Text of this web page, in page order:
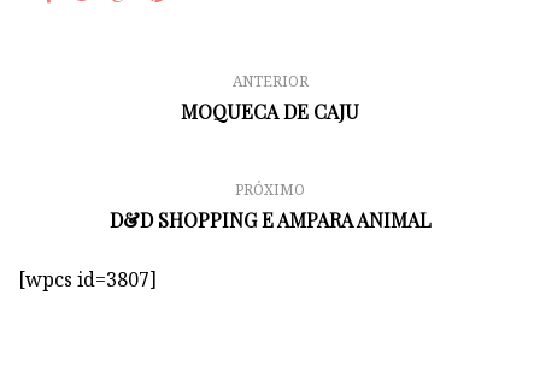
ANTERIOR
MOQUECA DE CAJU
PRÓXIMO
D&D SHOPPING E AMPARA ANIMAL
[wpcs id=3807]